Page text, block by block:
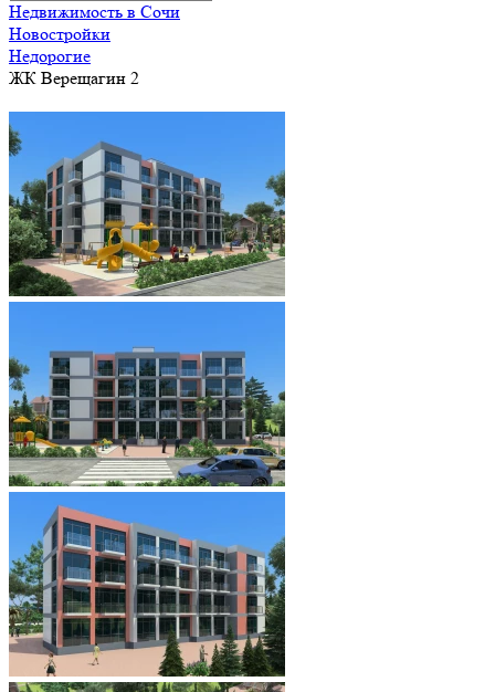
Недвижимость в Сочи
Новостройки
Недорогие
ЖК Верещагин 2